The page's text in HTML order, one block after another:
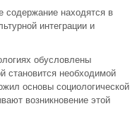
содержание находятся в
интеграции и
обусловлены
становится необходимой
основы социологической
возникновение этой